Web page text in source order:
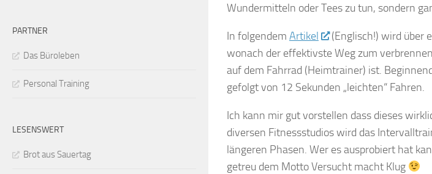
Wundermitteln oder Tees zu tun, sondern
In folgendem Artikel
(Englisch!) wird über
wonach der effektivste Weg zum
auf dem Fahrrad (Heimtrainer) ist.
gefolgt von 12 Sekunden „leichten“ Fahren.
Ich kann mir gut vorstellen dass dieses
diversen Fitnessstudios wird das
längeren Phasen. Wer es ausprobiert hat
getreu dem Motto Versucht macht Klug
PARTNER
Das Büroleben
Personal Training
LESENSWERT
Brot aus Sauertag